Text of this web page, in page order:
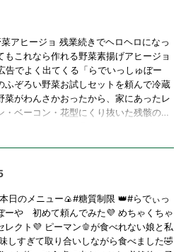
は味わってみます！！ #らでぃっしゅ
#お試し
もこれなら作れる野菜素揚げアヒージョ
ふぞろい野菜お試しセットを頼んで冷蔵
菜がわんさかおったから、家にあったレ
・ベーコン・花型にくり抜いた残骸の人
。 こいつが旨みたっぷりで美味しいのな
、こんなに美味しいんやったらしめじと
スーパーで販売してくれたらいいのに💭
高品質やのに綺麗な形じゃないからって
下がってしまう野菜達。悲しい世の中
日のメニュー🍙#糖質制限 👑#らでぃっ
ーや 初めて頼んでみた💜 めちゃくちゃ
レクト💜 ピーマン🫑が食べれない娘と私
しすぎて取り合いしながら食べました🤣